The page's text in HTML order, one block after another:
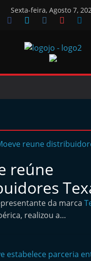
Sexta-feira, Agosto 7,
Jornal
J
r
n
a
l
d
reúne
da marca
realizou a…